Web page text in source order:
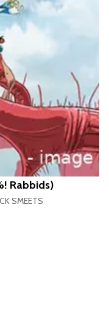
Rabbids)
SMEETS